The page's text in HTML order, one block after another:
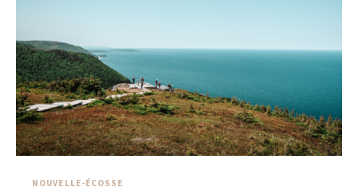
NOUVELLE-ÉCOSSE